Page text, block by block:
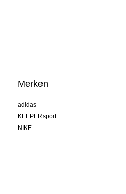
Merken
adidas
KEEPERsport
NIKE